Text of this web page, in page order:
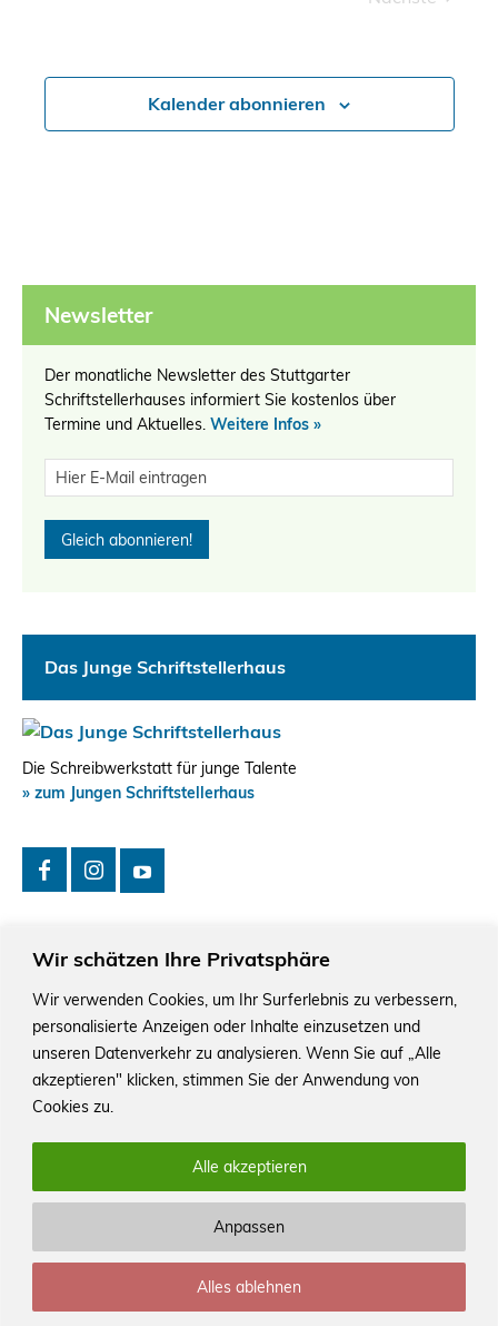
Wir schätzen Ihre Privatsphäre
Wir verwenden Cookies, um Ihr Surferlebnis zu verbessern,
personalisierte Anzeigen oder Inhalte einzusetzen und
unseren Datenverkehr zu analysieren. Wenn Sie auf „Alle
akzeptieren" klicken, stimmen Sie der Anwendung von
Cookies zu.
Anpassen
Alles ablehnen
Alle akzeptieren
Kalender abonnieren
Newsletter
Der monatliche Newsletter des Stuttgarter
Schriftstellerhauses informiert Sie kostenlos über
Termine und Aktuelles. Weitere Infos »
Das Junge Schriftstellerhaus
Die Schreibwerkstatt für junge Talente
» zum Jungen Schriftstellerhaus
Das Schriftstellerhaus ist ein beliebter Treffpunkt für
Autorinnen und Autoren aus Stuttgart und der Region sowie
ein Veranstaltungsort für Lesungen, Tagungen und
Schreibwerkstätten.
© Stuttgarter Schriftstellerhaus
Newsletter Impressum / Kontakt